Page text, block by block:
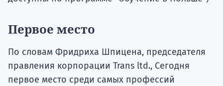
Первое место
По словам Фридриха Шпицена, председателя
правления корпорации Trans ltd., Сегодня
первое место среди самых профессий